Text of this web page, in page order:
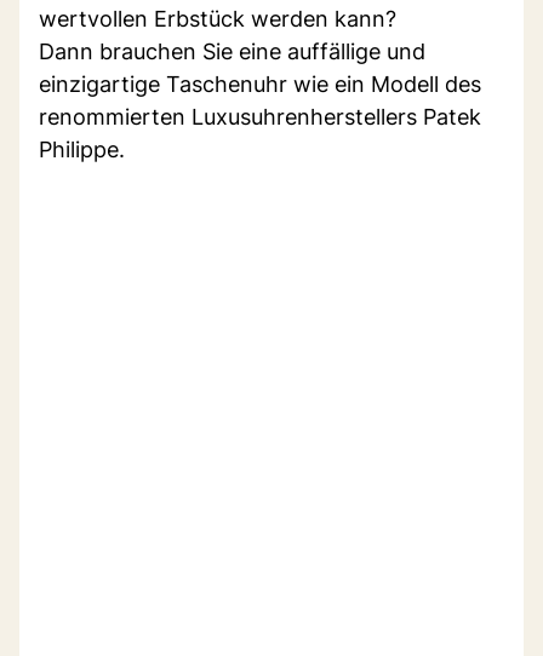
wertvollen Erbstück werden kann?
Dann brauchen Sie eine auffällige und
einzigartige Taschenuhr wie ein Modell des
renommierten Luxusuhrenherstellers Patek
Philippe.